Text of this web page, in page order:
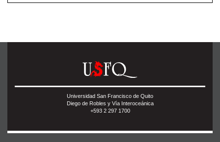
Universidad San Francisco de Quito
Diego de Robles y Vía Interoceánica
+593 2 297 1700